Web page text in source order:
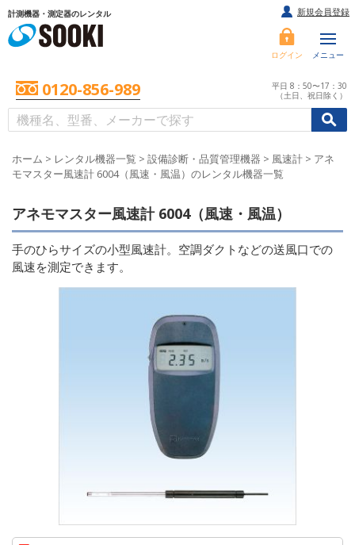
計測機器・測定器のレンタル
ログイン メニュー
0120-856-989
平日 8：50〜17：30
（土日、祝日除く）
//
新規会員登録
ホーム > レンタル機器一覧 > 設備診断・品質管理機器 > 風速計 > アネ
モマスター風速計 6004（風速・風温）のレンタル機器一覧
アネモマスター風速計 6004（風速・風温）
手のひらサイズの小型風速計。空調ダクトなどの送風口での
風速を測定できます。